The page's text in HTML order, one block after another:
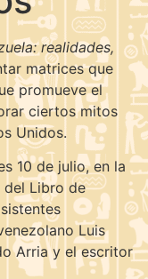
realidades,
matrices que
promueve el
ciertos mitos
Unidos.
10 de julio, en la
del Libro de
Luis
Arria y el escritor